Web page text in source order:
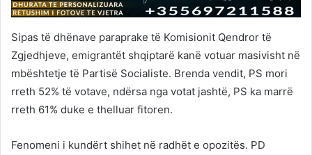
Sipas të dhënave paraprake të Komisionit Qendror të
Zgjedhjeve, emigrantët shqiptarë kanë votuar masivisht në
mbështetje të Partisë Socialiste. Brenda vendit, PS mori
rreth 52% të votave, ndërsa nga votat jashtë, PS ka marrë
rreth 61% duke e thelluar fitoren.
Fenomeni i kundërt shihet në radhët e opozitës. PD